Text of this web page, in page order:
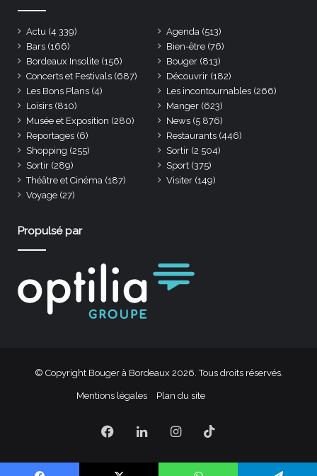
Actu (4 339) Agenda (513)
Bars (166) Bien-être (76)
Bordeaux Insolite (156) Bouger (813)
Concerts et Festivals (687) Découvrir (182)
Les Bons Plans (4) Les incontournables (266)
Loisirs (810) Manger (623)
Musée et Exposition (280) News (5 876)
Reportages (6) Restaurants (446)
Shopping (255) Sortir (2 504)
Sortir (289) Sport (375)
Théâtre et Cinéma (187) Visiter (149)
Voyage (27)
Propulsé par
© Copyright Bouger à Bordeaux 2026. Tous droits réservés.
Mentions légales Plan du site
Facebook
LinkedinInstagram